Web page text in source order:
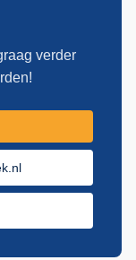
verder